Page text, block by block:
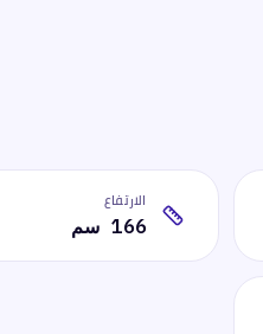
الارتفاع
166 سم